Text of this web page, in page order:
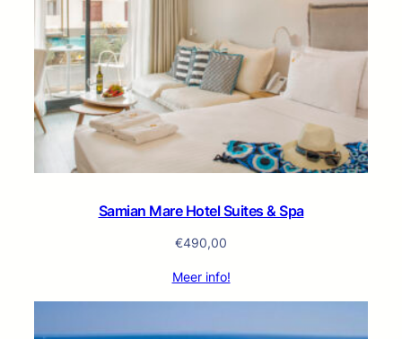
Samian Mare Hotel Suites & Spa
€490,00
Meer info!